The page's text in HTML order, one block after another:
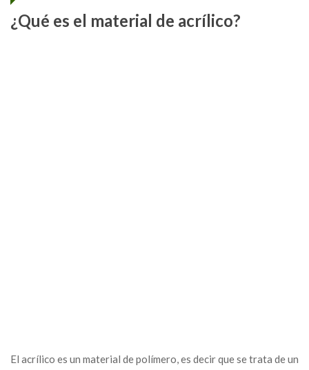
¿Qué es el material de acrílico?
El acrílico es un material de polímero, es decir que se trata de un